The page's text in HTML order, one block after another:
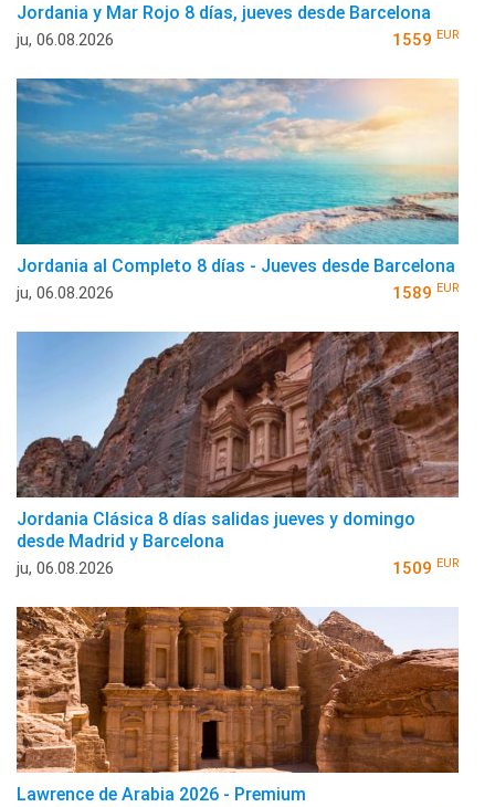
Jordania y Mar Rojo 8 días, jueves desde Barcelona
ju, 06.08.2026 1559 EUR
Jordania al Completo 8 días - Jueves desde Barcelona
ju, 06.08.2026 1589 EUR
Jordania Clásica 8 días salidas jueves y domingo
desde Madrid y Barcelona
ju, 06.08.2026 1509 EUR
Lawrence de Arabia 2026 - Premium